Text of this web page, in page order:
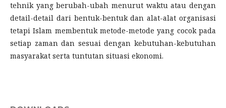
tehnik yang berubah-ubah menurut waktu atau dengan
detail-detail dari bentuk-bentuk dan alat-alat organisasi
tetapi Islam membentuk metode-metode yang cocok pada
setiap zaman dan sesuai dengan kebutuhan-kebutuhan
masyarakat serta tuntutan situasi ekonomi.